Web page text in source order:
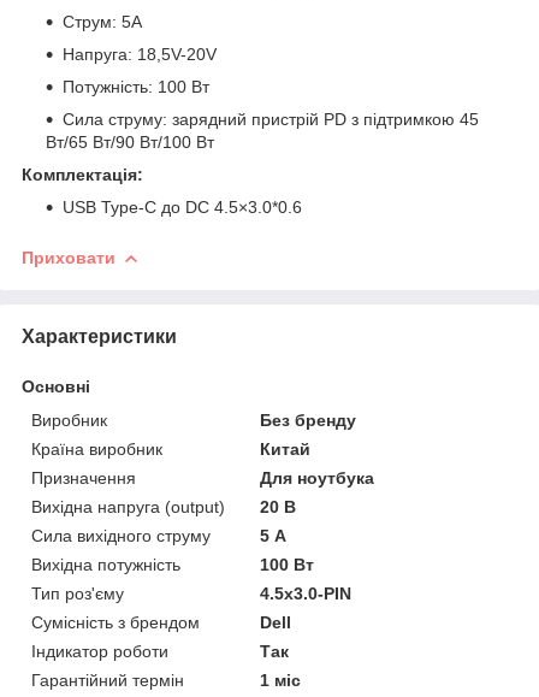
Струм: 5A
Напруга: 18,5V-20V
Потужність: 100 Вт
Сила струму: зарядний пристрій PD з підтримкою 45
Вт/65 Вт/90 Вт/100 Вт
Комплектація:
USB Type-C до DC 4.5×3.0*0.6
Приховати
Характеристики
Основні
Виробник
Без бренду
Країна виробник
Китай
Призначення
Для ноутбука
Вихідна напруга (output)
20 В
Сила вихідного струму
5 А
Вихідна потужність
100 Вт
Тип роз'єму
4.5х3.0-PIN
Сумісність з брендом
Dell
Індикатор роботи
Так
Гарантійний термін
1 міс